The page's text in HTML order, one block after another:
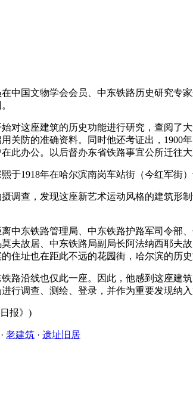
中国文物学会会员、中东铁路历史研究
对这座建筑的历史功能进行研究，查阅了
关防的准确资料。同时他还考证出，
此办公。以后督办东省铁路事宜公所迁往
于1918年在哈尔滨南岗车站街（今红军街
调查，发现这座新艺术运动风格的建筑形
中东铁路管理局、中东铁路护路军司令部
夫故居、中东铁路局副局长阿法纳西耶夫
住址也在距此不远的花园街，哈尔滨的历
路沿线也仅此一座。因此，他感到这座建
行调查、测绘、登录，并作为重要发现纳入
报》)
· 老建筑 · 遗址旧居